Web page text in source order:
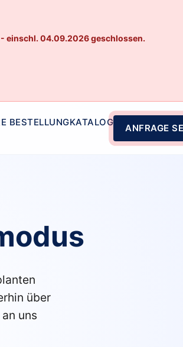
einschl. 04.09.2026 geschlossen.
BESTELLUNGKATALOG
ANFRAGE
über
uns